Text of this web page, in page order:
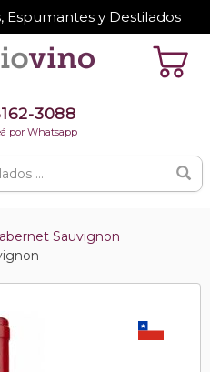
Espumantes y Destilados
3088
por Whatsapp
Sauvignon